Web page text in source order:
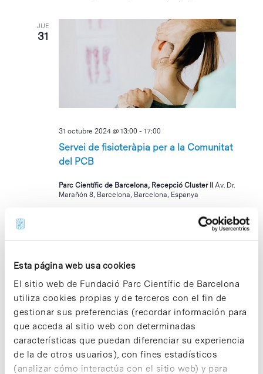
Esta página web usa cookies
El sitio web de Fundació Parc Científic de Barcelona
utiliza cookies propias y de terceros con el fin de
gestionar sus preferencias (recordar información para
que acceda al sitio web con determinadas
características que puedan diferenciar su experiencia
de la de otros usuarios), con fines estadísticos
(analizar cómo interactúa con el sitio web) y para
JUE
31
Servei de fisioteràpia per a la Comunitat
del PCB
31 octubre 2024 @ 13:00 -17:00
Parc Científic de Barcelona, Recepció Cluster II Av. Dr.
Marañón 8, Barcelona, Barcelona, Espanya
5
5 noviembre 2024 @ 09:00-17:00